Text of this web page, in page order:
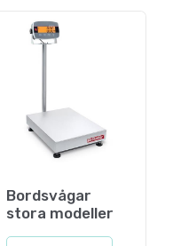
Bordsvågar
stora modeller